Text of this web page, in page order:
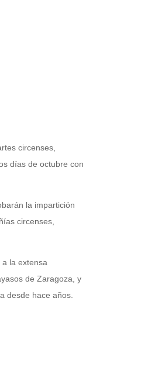
circenses,
días de octubre con
la impartición
circenses,
la extensa
de Zaragoza, y
desde hace años.